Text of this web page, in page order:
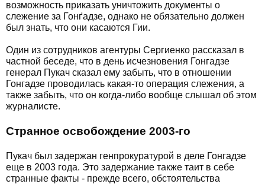
возможность приказать уничтожить документы о
слежение за Гонґадзе, однако не обязательно должен
был знать, что они касаются Гии.
Один из сотрудников агентуры Сергиенко рассказал в
частной беседе, что в день исчезновения Гонгадзе
генерал Пукач сказал ему забыть, что в отношении
Гонгадзе проводилась какая-то операция слежения, а
также забыть, что он когда-либо вообще слышал об этом
журналисте.
Странное освобождение 2003-го
Пукач был задержан генпрокуратурой в деле Гонгадзе
еще в 2003 года. Это задержание также таит в себе
странные факты - прежде всего, обстоятельства